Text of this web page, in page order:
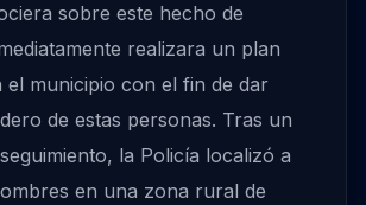
sobre este hecho de
realizara un plan
el municipio con el fin de dar
de estas personas. Tras un
la Policía localizó a
en una zona rural de